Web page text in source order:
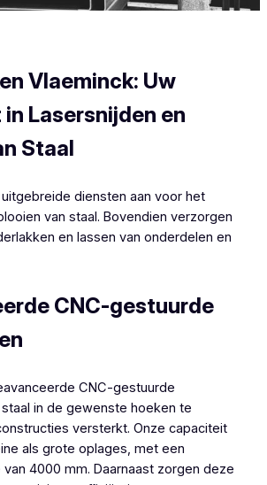
Vlaeminck: Uw
Lasersnijden en
Staal
diensten aan voor het
van staal. Bovendien verzorgen
en lassen van onderdelen en
CNC-gestuurde
CNC-gestuurde
in de gewenste hoeken te
versterkt. Onze capaciteit
als grote oplages, met een
4000 mm. Daarnaast zorgen deze